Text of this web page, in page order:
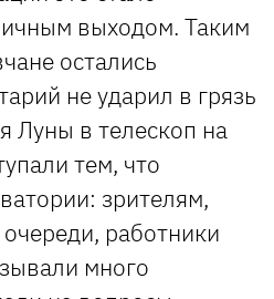
выходом. Таким
остались
не ударил в грязь
Луны в телескоп на
тем, что
зрителям,
работники
много